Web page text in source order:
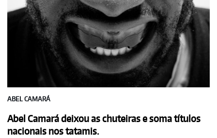
ABEL CAMARÁ
Abel Camará deixou as chuteiras e soma títulos
nacionais nos tatamis.